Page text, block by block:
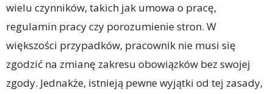
wielu czynników, takich jak umowa o pracę,
regulamin pracy czy porozumienie stron. W
większości przypadków, pracownik nie musi się
zgodzić na zmianę zakresu obowiązków bez swojej
zgody. Jednakże, istnieją pewne wyjątki od tej zasady,